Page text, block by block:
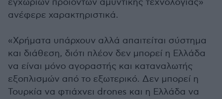
εγχώριων προϊόντων αμυντικής τεχνολογίας»
ανέφερε χαρακτηριστικά.
«Χρήματα υπάρχουν αλλά απαιτείται σύστημα
και διάθεση, διότι πλέον δεν μπορεί η Ελλάδα
να είναι μόνο αγοραστής και καταναλωτής
εξοπλισμών από το εξωτερικό. Δεν μπορεί η
Τουρκία να φτιάχνει drones και η Ελλάδα να